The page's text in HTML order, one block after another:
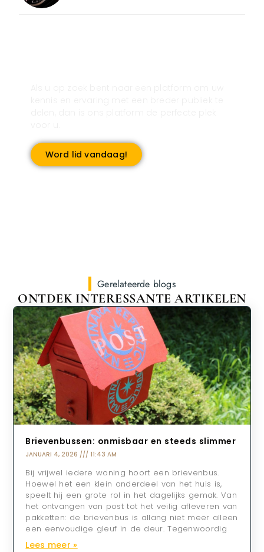
Word lid vandaag!
Gerelateerde blogs
ONTDEK INTERESSANTE ARTIKELEN
Brievenbussen: onmisbaar en steeds slimmer
JANUARI 4, 2026 11:43 AM
Bij vrijwel iedere woning hoort een brievenbus.
Hoewel het een klein onderdeel van het huis is,
speelt hij een grote rol in het dagelijks gemak. Van
het ontvangen van post tot het veilig afleveren van
pakketten: de brievenbus is allang niet meer alleen
een eenvoudige gleuf in de deur. Tegenwoordig
Lees meer »